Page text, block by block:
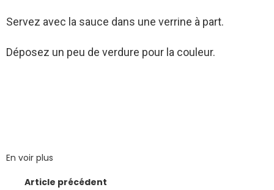
Servez avec la sauce dans une verrine à part.
Déposez un peu de verdure pour la couleur.
En voir plus
Article précédent